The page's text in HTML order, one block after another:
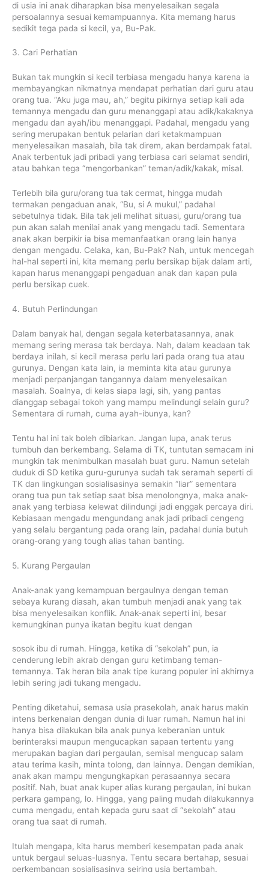
di usia ini anak diharapkan bisa menyelesaikan segala
persoalannya sesuai kemampuannya. Kita memang harus
sedikit tega pada si kecil, ya, Bu-Pak.
3. Cari Perhatian
Bukan tak mungkin si kecil terbiasa mengadu hanya karena ia
membayangkan nikmatnya mendapat perhatian dari guru atau
orang tua. “Aku juga mau, ah,” begitu pikirnya setiap kali ada
temannya mengadu dan guru menanggapi atau adik/kakaknya
mengadu dan ayah/ibu menanggapi. Padahal, mengadu yang
sering merupakan bentuk pelarian dari ketakmampuan
menyelesaikan masalah, bila tak direm, akan berdampak fatal.
Anak terbentuk jadi pribadi yang terbiasa cari selamat sendiri,
atau bahkan tega “mengorbankan” teman/adik/kakak, misal.
Terlebih bila guru/orang tua tak cermat, hingga mudah
termakan pengaduan anak, “Bu, si A mukul,” padahal
sebetulnya tidak. Bila tak jeli melihat situasi, guru/orang tua
pun akan salah menilai anak yang mengadu tadi. Sementara
anak akan berpikir ia bisa memanfaatkan orang lain hanya
dengan mengadu. Celaka, kan, Bu-Pak? Nah, untuk mencegah
hal-hal seperti ini, kita memang perlu bersikap bijak dalam arti,
kapan harus menanggapi pengaduan anak dan kapan pula
perlu bersikap cuek.
4. Butuh Perlindungan
Dalam banyak hal, dengan segala keterbatasannya, anak
memang sering merasa tak berdaya. Nah, dalam keadaan tak
berdaya inilah, si kecil merasa perlu lari pada orang tua atau
gurunya. Dengan kata lain, ia meminta kita atau gurunya
menjadi perpanjangan tangannya dalam menyelesaikan
masalah. Soalnya, di kelas siapa lagi, sih, yang pantas
dianggap sebagai tokoh yang mampu melindungi selain guru?
Sementara di rumah, cuma ayah-ibunya, kan?
Tentu hal ini tak boleh dibiarkan. Jangan lupa, anak terus
tumbuh dan berkembang. Selama di TK, tuntutan semacam ini
mungkin tak menimbulkan masalah buat guru. Namun setelah
duduk di SD ketika guru-gurunya sudah tak seramah seperti di
TK dan lingkungan sosialisasinya semakin “liar” sementara
orang tua pun tak setiap saat bisa menolongnya, maka anak-
anak yang terbiasa kelewat dilindungi jadi enggak percaya diri.
Kebiasaan mengadu mengundang anak jadi pribadi cengeng
yang selalu bergantung pada orang lain, padahal dunia butuh
orang-orang yang tough alias tahan banting.
5. Kurang Pergaulan
Anak-anak yang kemampuan bergaulnya dengan teman
sebaya kurang diasah, akan tumbuh menjadi anak yang tak
bisa menyelesaikan konflik. Anak-anak seperti ini, besar
kemungkinan punya ikatan begitu kuat dengan
sosok ibu di rumah. Hingga, ketika di “sekolah” pun, ia
cenderung lebih akrab dengan guru ketimbang teman-
temannya. Tak heran bila anak tipe kurang populer ini akhirnya
lebih sering jadi tukang mengadu.
Penting diketahui, semasa usia prasekolah, anak harus makin
intens berkenalan dengan dunia di luar rumah. Namun hal ini
hanya bisa dilakukan bila anak punya keberanian untuk
berinteraksi maupun mengucapkan sapaan tertentu yang
merupakan bagian dari pergaulan, semisal mengucap salam
atau terima kasih, minta tolong, dan lainnya. Dengan demikian,
anak akan mampu mengungkapkan perasaannya secara
positif. Nah, buat anak kuper alias kurang pergaulan, ini bukan
perkara gampang, lo. Hingga, yang paling mudah dilakukannya
cuma mengadu, entah kepada guru saat di “sekolah” atau
orang tua saat di rumah.
Itulah mengapa, kita harus memberi kesempatan pada anak
untuk bergaul seluas-luasnya. Tentu secara bertahap, sesuai
perkembangan sosialisasinya seiring usia bertambah.